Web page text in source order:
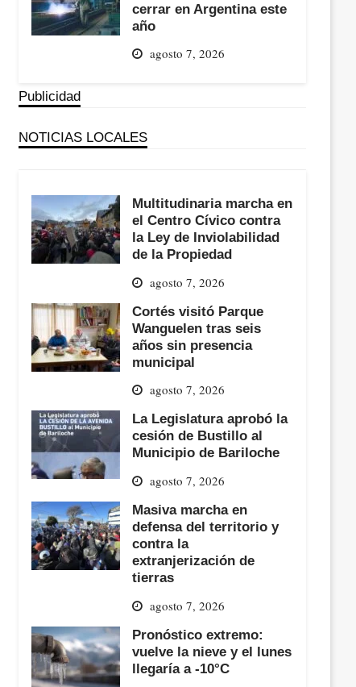
cerrar en Argentina este
año
agosto 7, 2026
Publicidad
NOTICIAS LOCALES
Multitudinaria marcha en
el Centro Cívico contra
la Ley de Inviolabilidad
de la Propiedad
agosto 7, 2026
Cortés visitó Parque
Wanguelen tras seis
años sin presencia
municipal
agosto 7, 2026
La Legislatura aprobó la
cesión de Bustillo al
Municipio de Bariloche
agosto 7, 2026
Masiva marcha en
defensa del territorio y
contra la
extranjerización de
tierras
agosto 7, 2026
Pronóstico extremo:
vuelve la nieve y el lunes
llegaría a -10°C